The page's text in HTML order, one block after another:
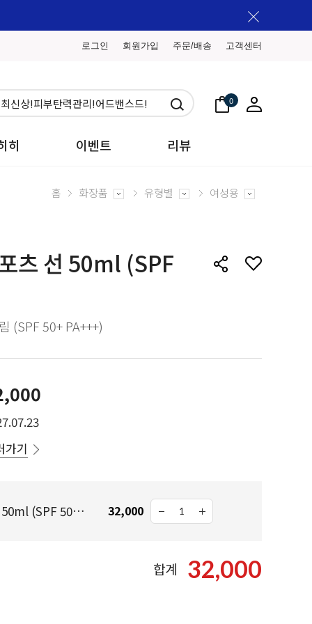
로그인 회원가입 주문/배송 고객센터
0
히 이벤트 리뷰
홈 화장품 유형별 여성용
츠 선 50ml (SPF
(SPF 50+ PA+++)
가기
알바트로스 레포츠 선 50ml (SPF 50+ / PA+++) 32,000
합계 32,000